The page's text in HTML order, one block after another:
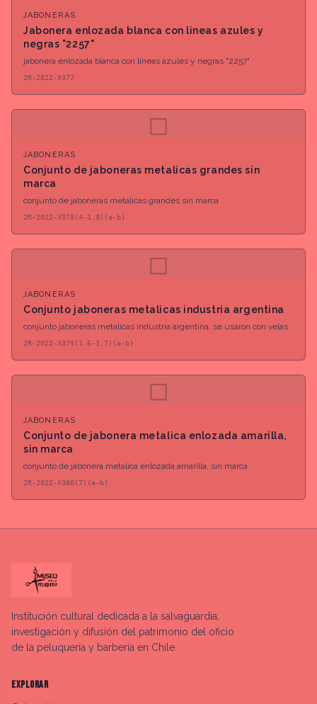
JABONERAS
Jabonera enlozada blanca con lineas azules y
negras "2257"
jabonera enlozada blanca con lineas azules y negras "2257"
2R-2022-X377
◻
JABONERAS
Conjunto de jaboneras metalicas grandes sin
marca
conjunto de jaboneras metalicas grandes sin marca
2R-2022-X378(4-1.9)(a-b)
◻
JABONERAS
Conjunto jaboneras metalicas industria argentina
conjunto jaboneras metalicas industria argentina, se usaron con velas
2R-2022-X379(1.6-1.7)(a-b)
◻
JABONERAS
Conjunto de jabonera metalica enlozada amarilla,
sin marca
conjunto de jabonera metalica enlozada amarilla, sin marca
2R-2022-X380(7)(a-b)
Institución cultural dedicada a la salvaguardia,
investigación y difusión del patrimonio del oficio
de la peluquería y barbería en Chile.
EXPLORAR